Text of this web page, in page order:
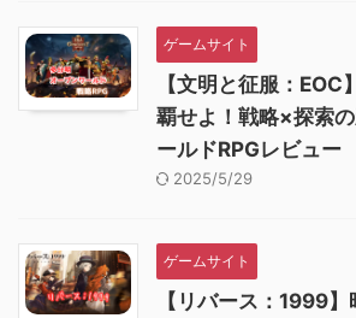
ゲームサイト
【文明と征服：EOC
覇せよ！戦略×探索
ールドRPGレビュー
2025/5/29
ゲームサイト
【リバース：1999